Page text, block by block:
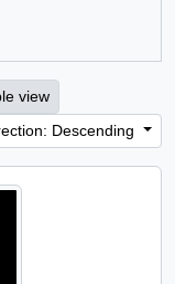
view
Descending